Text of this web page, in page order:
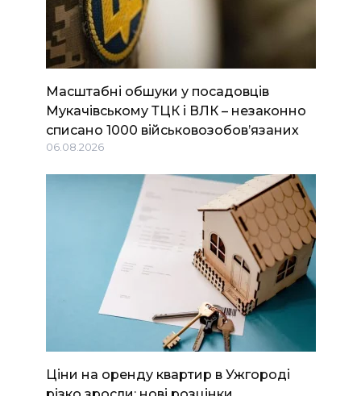
Масштабні обшуки у посадовців
Мукачівському ТЦК і ВЛК – незаконно
списано 1000 військовозобов’язаних
06.08.2026
Ціни на оренду квартир в Ужгороді